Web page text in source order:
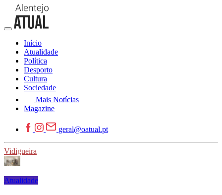
Início
Atualidade
Política
Desporto
Cultura
Sociedade
Mais Notícias
Magazine
geral@oatual.pt
Vidigueira
Atualidade